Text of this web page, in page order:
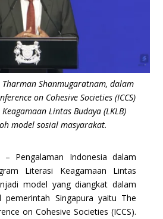
Tharman Shanmugaratnam, dalam
on Cohesive Societies (ICCS)
Lintas Budaya (LKLB)
model sosial masyarakat.
– Pengalaman Indonesia dalam
Literasi Keagamaan Lintas
model yang diangkat dalam
pemerintah Singapura yaitu The
on Cohesive Societies (ICCS).